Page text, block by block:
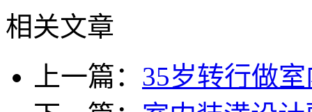
相关文章
上一篇： 35岁转行做